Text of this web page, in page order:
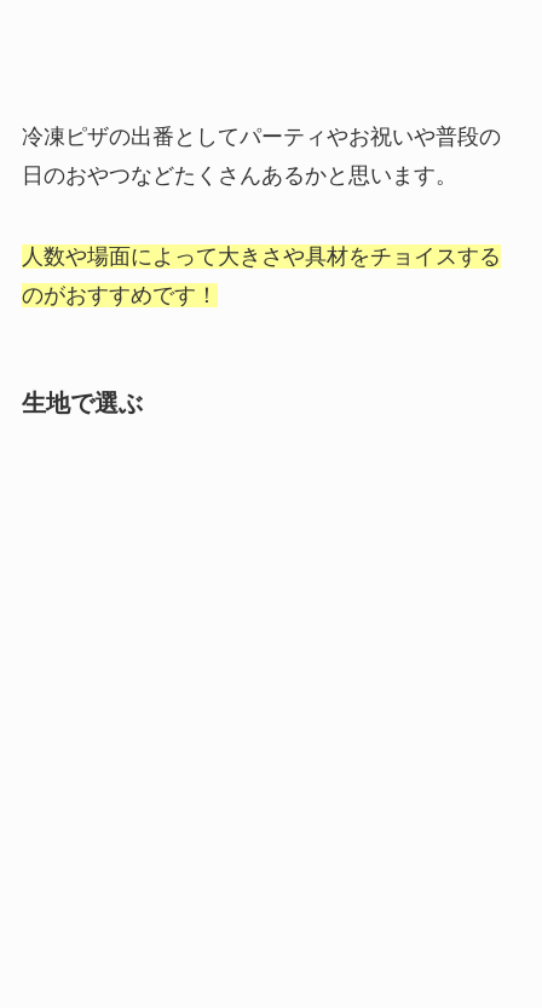
冷凍ピザの出番としてパーティやお祝いや普段の
日のおやつなどたくさんあるかと思います。
人数や場面によって大きさや具材をチョイスする
のがおすすめです！
生地で選ぶ